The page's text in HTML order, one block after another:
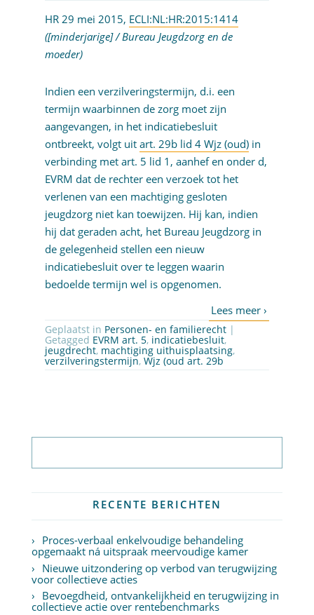
HR 29 mei 2015, ECLI:NL:HR:2015:1414
([minderjarige] / Bureau Jeugdzorg en de
moeder)
Indien een verzilveringstermijn, d.i. een
termijn waarbinnen de zorg moet zijn
aangevangen, in het indicatiebesluit
ontbreekt, volgt uit art. 29b lid 4 Wjz (oud)in
verbinding met art. 5 lid 1, aanhef en onder d,
EVRM dat de rechter een verzoek tot het
verlenen van een machtiging gesloten
jeugdzorg niet kan toewijzen. Hij kan, indien
hij dat geraden acht, het Bureau Jeugdzorg in
de gelegenheid stellen een nieuw
indicatiebesluit over te leggen waarin
bedoelde termijn wel is opgenomen.
Geplaatst in Personen- en familierecht|
Getagged EVRM art. 5, indicatiebesluit,
jeugdrecht, machtiging uithuisplaatsing,
verzilveringstermijn, Wjz (oud art. 29b
RECENTE BERICHTEN
Proces-verbaal enkelvoudige behandeling
opgemaakt ná uitspraak meervoudige kamer
Nieuwe uitzondering op verbod van terugwijzing
voor collectieve acties
Bevoegdheid, ontvankelijkheid en terugwijzing in
collectieve actie over rentebenchmarks